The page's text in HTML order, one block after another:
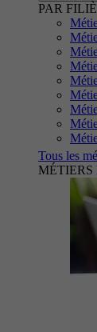
PAR
Tous les
MÉTIERS